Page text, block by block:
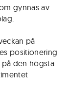
gynnas av
på
positionering
på den högsta